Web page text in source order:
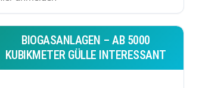
BIOGASANLAGEN – AB 5000
KUBIKMETER GÜLLE INTERESSANT